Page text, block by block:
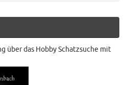
über das Hobby Schatzsuche mit